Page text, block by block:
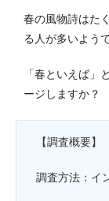
春の風物詩はた
る人が多いようで
「春といえば」
ージしますか？
【調査概要】
調査方法：イ